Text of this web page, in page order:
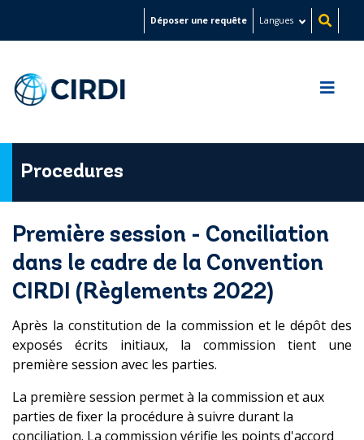
Déposer une requête Langues
Procedures
Première session - Conciliation
dans le cadre de la Convention
CIRDI (Règlements 2022)
Après la constitution de la commission et le dépôt des
exposés écrits initiaux, la commission tient une
première session avec les parties.
La première session permet à la commission et aux
parties de fixer la procédure à suivre durant la
conciliation. La commission vérifie les points d'accord